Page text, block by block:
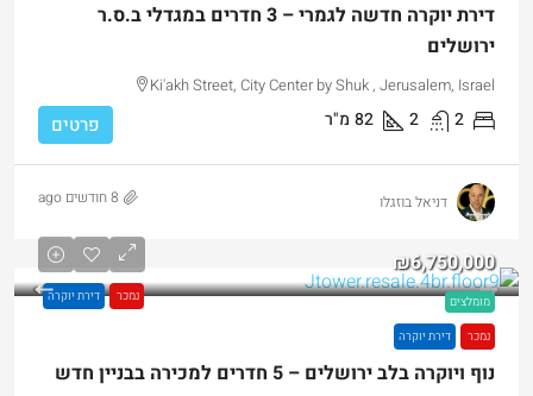
דירת יוקרה חדשה לגמרי – 3 חדרים במגדלי ב.ס.ר
ירושלים
Ki'akh Street, City Center by Shuk , Jerusalem, Israel
2
2
82 מ"ר פרטים
דניאל בוזגלו 8 חודשים ago
מומלצים נמכר דירת יוקרה
₪6,750,000
נמכר דירת יוקרה
נוף ויוקרה בלב ירושלים – 5 חדרים למכירה בבניין חדש